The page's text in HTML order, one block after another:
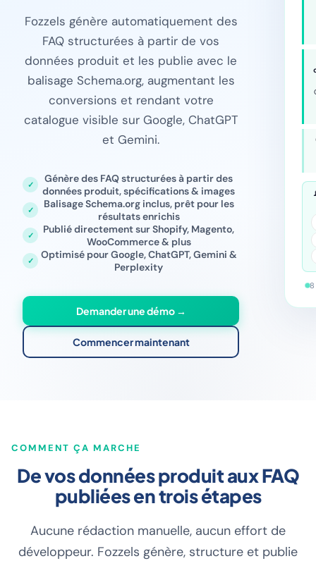
Fozzels génère automatiquement des
FAQ structurées à partir de vos
données produit et les publie avec le
balisage Schema.org, augmentant les
conversions et rendant votre
catalogue visible sur Google, ChatGPT
et Gemini.
Génère des FAQ structurées à partir des
données produit, spécifications & images
Balisage Schema.org inclus, prêt pour les
résultats enrichis
Publié directement sur Shopify, Magento,
WooCommerce & plus
Optimisé pour Google, ChatGPT, Gemini &
Perplexity
Demander une démo →
Commencer maintenant
8
COMMENT ÇA MARCHE
De vos données produit aux FAQ
publiées en trois étapes
Aucune rédaction manuelle, aucun effort de
développeur. Fozzels génère, structure et publie